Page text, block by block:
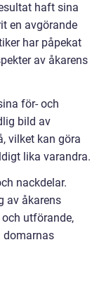
haft sina
en avgörande
har påpekat
av åkarens
för- och
bild av
vilket kan göra
lika varandra.
nackdelar.
av åkarens
utförande,
domarnas